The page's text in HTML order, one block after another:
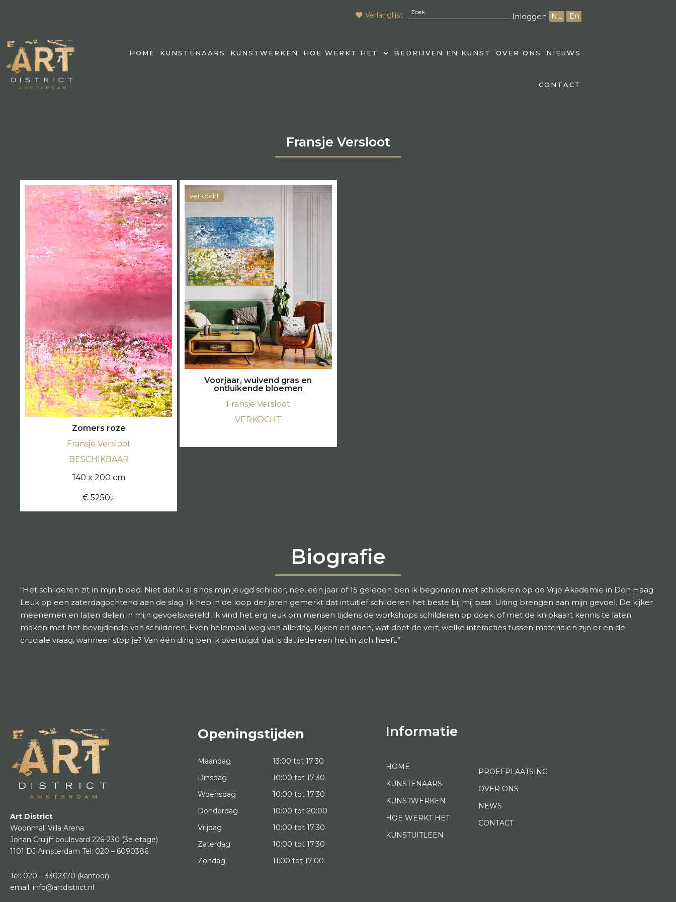
Verlanglijst Inloggen NL En
HOME KUNSTENAARS KUNSTWERKEN HOE WERKT HET BEDRIJVEN EN KUNST OVER ONS NIEUWS
CONTACT
Fransje Versloot
Zomers roze
Fransje Versloot
BESCHIKBAAR
140 x 200 cm
€ 5250,-
verkocht
Voorjaar, wuivend gras en
ontluikende bloemen
Fransje Versloot
VERKOCHT
Biografie
“Het schilderen zit in mijn bloed. Niet dat ik al sinds mijn jeugd schilder, nee, een jaar of 15 geleden ben ik begonnen met schilderen op de Vrije Akademie in Den Haag.
Leuk op een zaterdagochtend aan de slag. Ik heb in de loop der jaren gemerkt dat intuitief schilderen het beste bij mij past. Uiting brengen aan mijn gevoel. De kijker
meenemen en laten delen in mijn gevoelswereld. Ik vind het erg leuk om mensen tijdens de workshops schilderen op doek, of met de knipkaart kennis te laten
maken met het bevrijdende van schilderen. Even helemaal weg van alledag. Kijken en doen, wat doet de verf, welke interacties tussen materialen zijn er en de
cruciale vraag, wanneer stop je? Van één ding ben ik overtuigd; dat is dat iedereen het in zich heeft.”
Art District
Woonmall Villa Arena
Johan Cruijff boulevard 226-230 (3e etage)
1101 DJ Amsterdam Tel: 020 – 6090386
Tel: 020 – 3302370 (kantoor)
email: info@artdistrict.nl
Openingstijden
Maandag
13:00 tot 17:30
Dinsdag
10:00 tot 17:30
Woensdag
10:00 tot 17:30
Donderdag
10:00 tot 20:00
Vrijdag
10:00 tot 17:30
Zaterdag
10:00 tot 17:30
Zondag
11:00 tot 17:00
Informatie
HOME
KUNSTENAARS
KUNSTWERKEN
HOE WERKT HET
KUNSTUITLEEN
PROEFPLAATSING
OVER ONS
NEWS
CONTACT